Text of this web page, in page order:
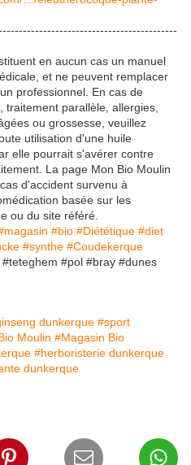
en aucun cas un manuel
et ne peuvent remplacer
professionnel. En cas de
parallèle, allergies,
ou grossesse, veuillez
utilisation d'une huile
elle pourrait s'avérer contre
La page Mon Bio Moulin
d'accident survenu à
basée sur les
ou du site référé.
‪#‎bio‬ ‪#‎Diététique‬ ‪#‎diet‬
‪#‎synthe‬ ‪#‎Coudekerque‬
#teteghem #pol #bray #dunes
dunkerque #sport
Moulin #Magasin Bio
#herboristerie dunkerque
dunkerque